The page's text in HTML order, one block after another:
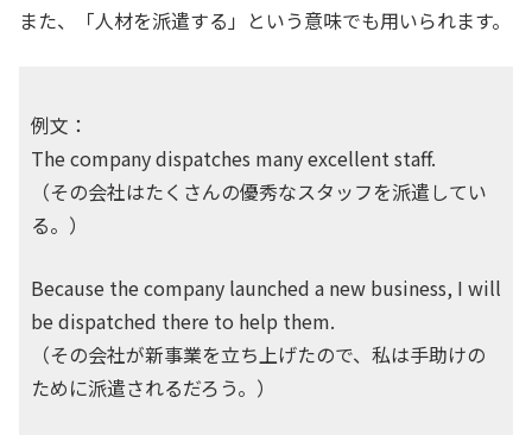
また、「人材を派遣する」という意味でも用いられます。
例文：
The company dispatches many excellent staff.
（その会社はたくさんの優秀なスタッフを派遣してい
る。）
Because the company launched a new business, I will
be dispatched there to help them.
（その会社が新事業を立ち上げたので、私は手助けの
ために派遣されるだろう。）